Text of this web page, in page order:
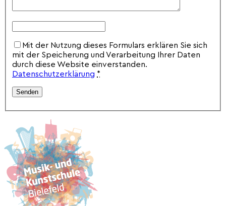
Mit der Nutzung dieses Formulars erklären Sie sich
mit der Speicherung und Verarbeitung Ihrer Daten
durch diese Website einverstanden.
Datenschutzerklärung *